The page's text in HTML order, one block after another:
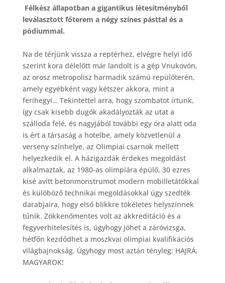
Félkész állapotban a gigantikus létesítményből
leválasztott főterem a négy színes pásttal és a
pódiummal.
Na de térjünk vissza a reptérhez, elvégre helyi idő
szerint kora délelőtt már landolt is a gép Vnukovón,
az orosz metropolisz harmadik számú repülőterén,
amely egyébként vagy kétszer akkora, mint a
ferihegyi… Tekintettel arra, hogy szombatot írtunk,
így csak kisebb dugók akadályozták az utat a
szálloda felé, és nagyjából további egy óra alatt oda
is ért a társaság a hotelbe, amely közvetlenül a
verseny színhelye, az Olimpiai csarnok mellett
helyezkedik el. A házigazdák érdekes megoldást
alkalmaztak, az 1980-as olimpiára épülő, 30 ezres
kisé avítt betonmonstrumot modern mobilletátókkal
és külöböző technikai megoldásokkal úgy szedték
darabjaira, hogy első blikkre tökéletes helyszínnek
tűnik. Zökkenőmentes volt az akkreditáció és a
fegyverhitelesítés is, úgyhogy jöhet a záróvizsga,
hétfőn kezdődhet a moszkvai olimpiai kvalifikációs
világbajnokság. Úgyhogy most aztán tényleg: HAJRÁ,
MAGYAROK!